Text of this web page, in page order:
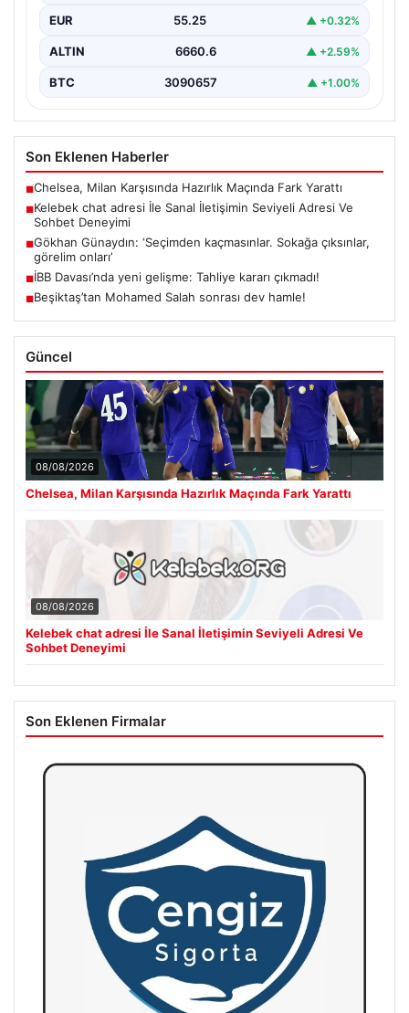
EUR 55.25 ▲ +0.32%
ALTIN 6660.6 ▲ +2.59%
BTC 3090657 ▲ +1.00%
Son Eklenen Haberler
■Chelsea, Milan Karşısında Hazırlık Maçında Fark Yarattı
■Kelebek chat adresi İle Sanal İletişimin Seviyeli Adresi Ve
Sohbet Deneyimi
■Gökhan Günaydın: ‘Seçimden kaçmasınlar. Sokağa çıksınlar,
görelim onları’
■İBB Davası’nda yeni gelişme: Tahliye kararı çıkmadı!
■Beşiktaş’tan Mohamed Salah sonrası dev hamle!
Güncel
08/08/2026
Chelsea, Milan Karşısında Hazırlık Maçında Fark Yarattı
08/08/2026
Kelebek chat adresi İle Sanal İletişimin Seviyeli Adresi Ve
Sohbet Deneyimi
Son Eklenen Firmalar